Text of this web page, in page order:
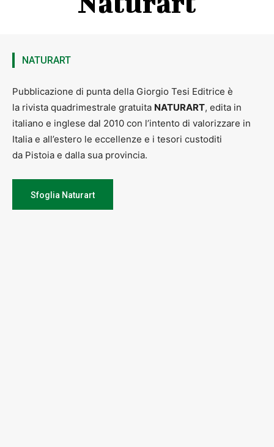
NATURART
Pubblicazione di punta della Giorgio Tesi Editrice è
la rivista quadrimestrale gratuita NATURART, edita in
italiano e inglese dal 2010 con l’intento di valorizzare in
Italia e all’estero le eccellenze e i tesori custoditi
da Pistoia e dalla sua provincia.
Sfoglia Naturart